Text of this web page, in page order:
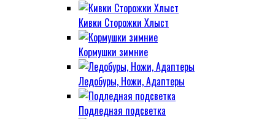
Кивки Сторожки Хлыст
Кормушки зимние
Ледобуры, Ножи, Адаптеры
Подледная подсветка